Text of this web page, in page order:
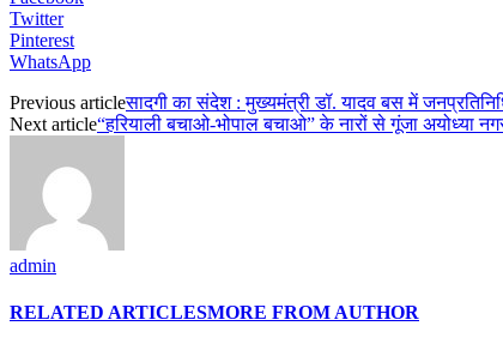
Twitter
Pinterest
WhatsApp
Previous articleसादगी का संदेश : मुख्यमंत्री डॉ. यादव बस में
Next article“हरियाली बचाओ-भोपाल बचाओ” के नारों से गूंजा अयोध्या
admin
RELATED ARTICLESMORE FROM AUTHOR